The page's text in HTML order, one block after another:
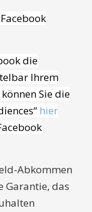
die
Ihrem
Sie die
hier
Abkommen
Garantie, das